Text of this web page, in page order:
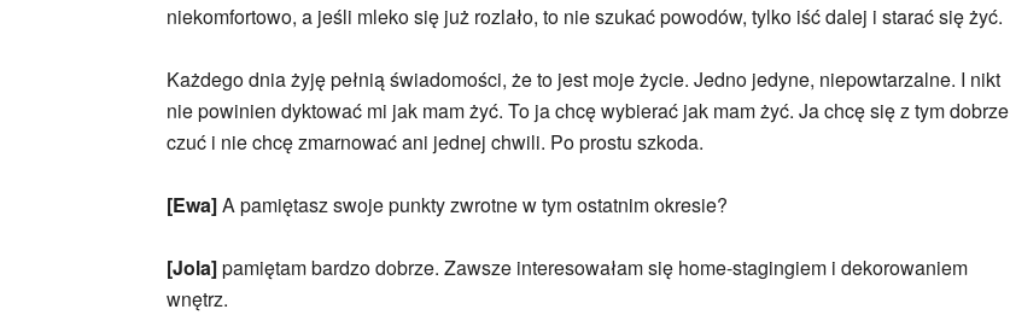
niekomfortowo, a jeśli mleko się już rozlało, to nie szukać powodów, tylko iść dalej i starać się żyć.
Każdego dnia żyję pełnią świadomości, że to jest moje życie. Jedno jedyne, niepowtarzalne. I nikt
nie powinien dyktować mi jak mam żyć. To ja chcę wybierać jak mam żyć. Ja chcę się z tym dobrze
czuć i nie chcę zmarnować ani jednej chwili. Po prostu szkoda.
[Ewa]A pamiętasz swoje punkty zwrotne w tym ostatnim okresie?
[Jola]pamiętam bardzo dobrze. Zawsze interesowałam się home-stagingiem i dekorowaniem
wnętrz.